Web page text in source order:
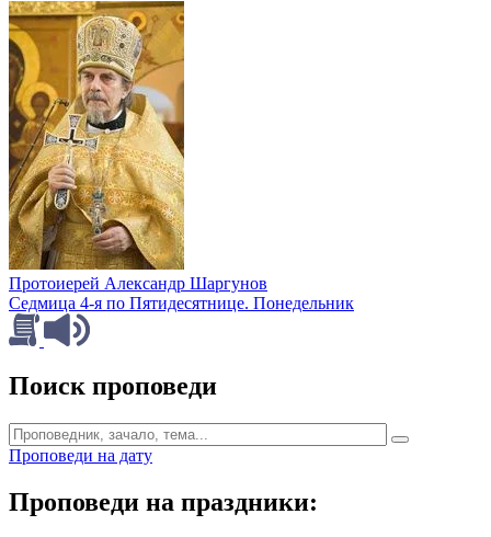
Протоиерей Александр Шаргунов
Седмица 4-я по Пятидесятнице. Понедельник
Поиск проповеди
Проповеди на дату
Проповеди на праздники: